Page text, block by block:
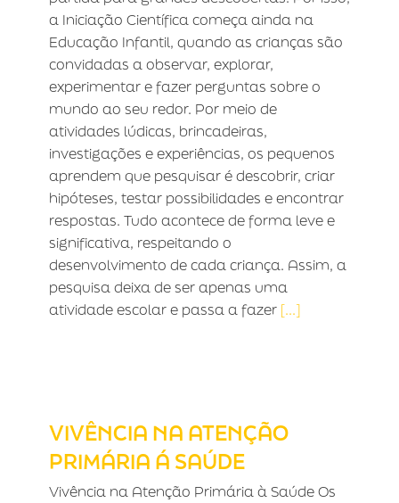
a Iniciação Científica começa ainda na
Educação Infantil, quando as crianças são
convidadas a observar, explorar,
experimentar e fazer perguntas sobre o
mundo ao seu redor. Por meio de
atividades lúdicas, brincadeiras,
investigações e experiências, os pequenos
aprendem que pesquisar é descobrir, criar
hipóteses, testar possibilidades e encontrar
respostas. Tudo acontece de forma leve e
significativa, respeitando o
desenvolvimento de cada criança. Assim, a
pesquisa deixa de ser apenas uma
atividade escolar e passa a fazer [...]
VIVÊNCIA NA ATENÇÃO
PRIMÁRIA Á SAÚDE
Vivência na Atenção Primária à Saúde Os